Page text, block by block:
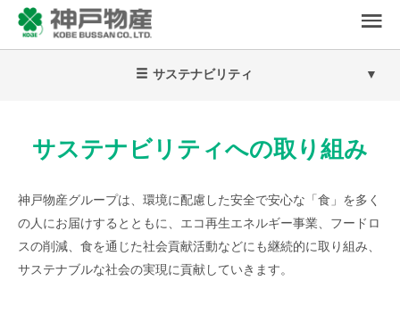
サステナビリティ
サステナビリティへの取り組み
神戸物産グループは、環境に配慮した安全で安心な「食」を多く
の人にお届けするとともに、エコ再生エネルギー事業、 フードロ
スの削減、食を通じた社会貢献活動などにも継続的に取り組み、
サステナブルな社会の実現に貢献していきます。